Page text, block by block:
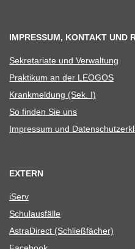
IMPRESSUM, KONTAKT UND
Sekre­ta­riate und Verwaltung
Prak­ti­kum an der LEOGOS
Krank­mel­dung (Sek. I)
So fin­den Sie uns
Impres­sum und
EXTERN
iServ
Schul­aus­fälle
Astra­Di­rect (Schließ­fä­cher)